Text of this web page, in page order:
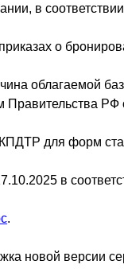
в
о
облагаемой
Правительства
для форм
в
.
новой версии